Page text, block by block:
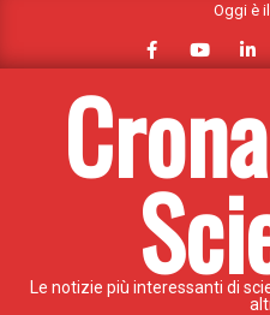
content
Oggi è
Le notizie più interessanti di